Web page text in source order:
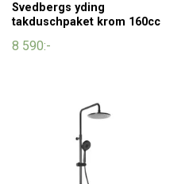
Svedbergs yding
takduschpaket krom 160cc
8 590:-